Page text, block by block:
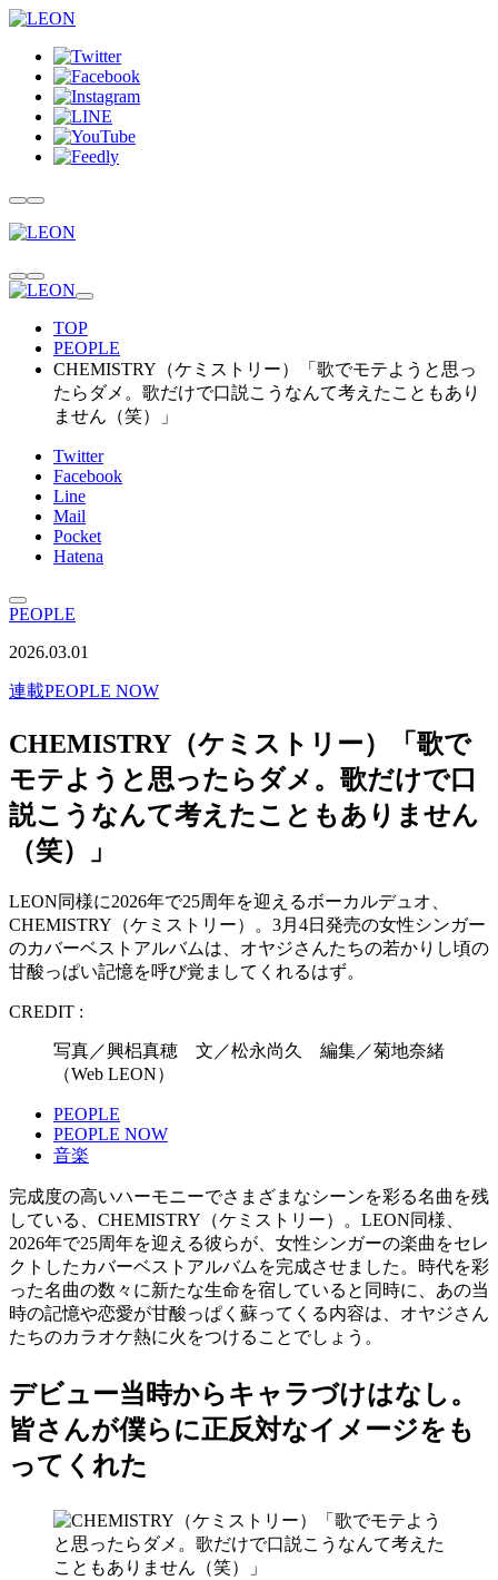
TOP
PEOPLE
CHEMISTRY（ケミストリー）「歌でモテようと思っ
たらダメ。歌だけで口説こうなんて考えたこともあり
ません（笑）」
Twitter
Facebook
Line
Mail
Pocket
Hatena
PEOPLE
2026.03.01
連載PEOPLE NOW
CHEMISTRY（ケミストリー）「歌で
モテようと思ったらダメ。歌だけで口
説こうなんて考えたこともありません
（笑）」
LEON同様に2026年で25周年を迎えるボーカルデュオ、
CHEMISTRY（ケミストリー）。3月4日発売の女性シンガー
のカバーベストアルバムは、オヤジさんたちの若かりし頃の
甘酸っぱい記憶を呼び覚ましてくれるはず。
CREDIT :
写真／興梠真穂 文／松永尚久 編集／菊地奈緒
（Web LEON）
PEOPLE
PEOPLE NOW
音楽
完成度の高いハーモニーでさまざまなシーンを彩る名曲を残
している、CHEMISTRY（ケミストリー）。LEON同様、
2026年で25周年を迎える彼らが、女性シンガーの楽曲をセレ
クトしたカバーベストアルバムを完成させました。時代を彩
った名曲の数々に新たな生命を宿していると同時に、あの当
時の記憶や恋愛が甘酸っぱく蘇ってくる内容は、オヤジさん
たちのカラオケ熱に火をつけることでしょう。
デビュー当時からキャラづけはなし。
皆さんが僕らに正反対なイメージをも
ってくれた